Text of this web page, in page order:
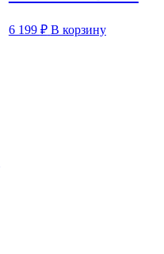
6 199 ₽ В корзину